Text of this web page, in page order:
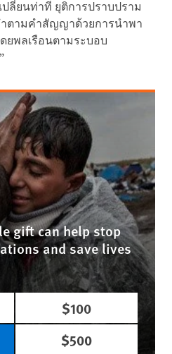
ปลี่ยนท่าที ยุติการปราบปราม
ตามคำสัญญาด้วยการนำพา
ยพลเรือนตามระบอบ
gift can help stop
and save lives
$100
$500